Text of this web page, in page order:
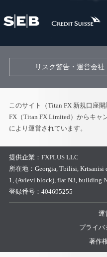
リスク警告・運営会
このサイト（Titan FX 新規口座
FX（Titan FX Limited）からキャ
により運営されています。
提供企業： FXPLUS LLC
所在地： Georgia, Tbilisi, Krtsanisi
1, (Avlevi block), flat N3, building
登録番号： 404695255
運
プライバ
著作